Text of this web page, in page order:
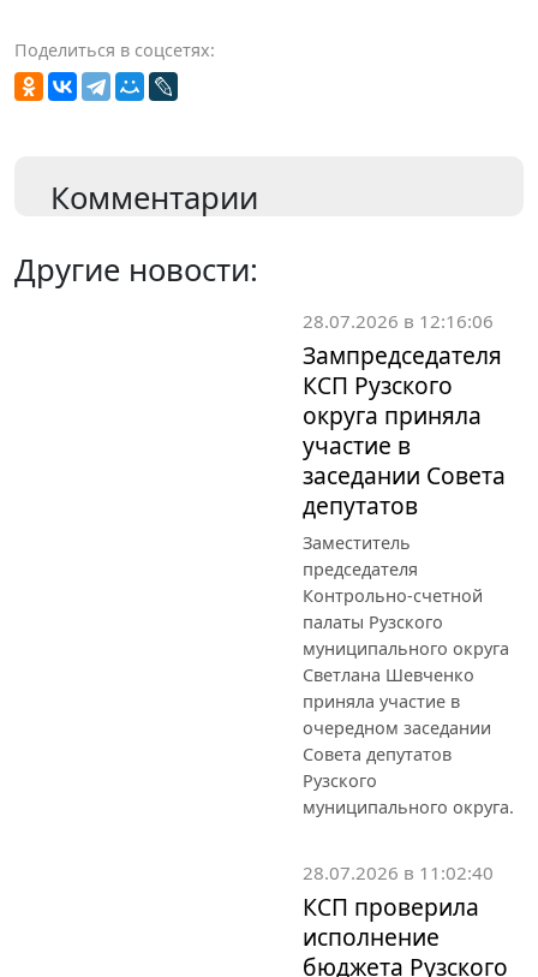
Поделиться в соцсетях:
Комментарии
Другие новости:
28.07.2026 в 12:16:06
Зампредседателя
КСП Рузского
округа приняла
участие в
заседании Совета
депутатов
Заместитель
председателя
Контрольно-счетной
палаты Рузского
муниципального округа
Светлана Шевченко
приняла участие в
очередном заседании
Совета депутатов
Рузского
муниципального округа.
28.07.2026 в 11:02:40
КСП проверила
исполнение
бюджета Рузского